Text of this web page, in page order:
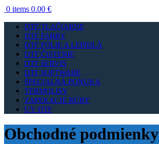
0 items 0.00 €
DTF TLAČIARNE
DTF FARBY
DTF FÓLIE A LEPIDLÁ
DTF ČISTENIE
DTF SERVIS
DTF SOFTWARE
ŠPECIALNÁ PONUKA
TERMOLISY
ZAPEKACIE RÚRY
UV DTF
Obchodné podmienky